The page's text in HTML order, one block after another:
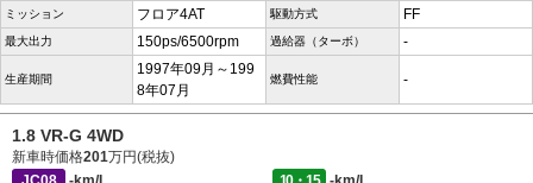
ミッション フロア4AT 駆動方式 FF
最大出力 150ps/6500rpm 過給器（ターボ） -
生産期間
1997年09月～199
8年07月
燃費性能 -
1.8 VR-G 4WD
新車時価格201万円(税抜)